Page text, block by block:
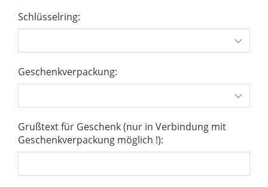
Schlüsselring:
Geschenkverpackung:
Grußtext für Geschenk (nur in Verbindung mit
Geschenkverpackung möglich !):